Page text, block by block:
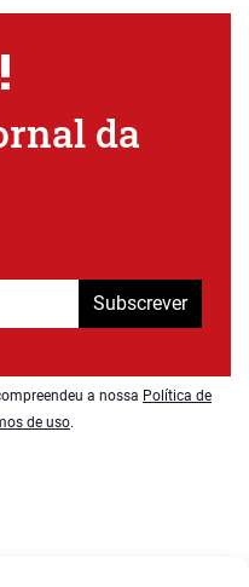
da
Subscrever
a nossa Política de
de uso.